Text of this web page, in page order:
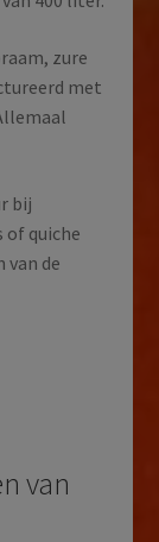
zure
met
bij
quiche
van de
van